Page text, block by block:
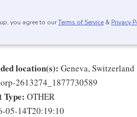
you agree to ourTerms of Service & Privacy
location(s): Geneva, Switzerland
2613274_1877730589
Type: OTHER
05-14T20:19:10